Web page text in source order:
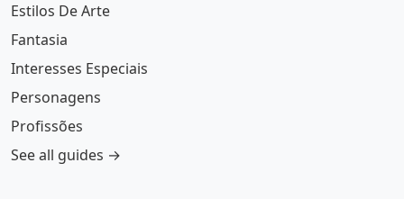
Estilos De Arte
Fantasia
Interesses Especiais
Personagens
Profissões
See all guides →